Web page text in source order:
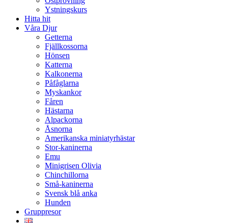
Ystningskurs
Hitta hit
Våra Djur
Getterna
Fjällkossorna
Hönsen
Katterna
Kalkonerna
Påfåglarna
Myskankor
Fåren
Hästarna
Alpackorna
Åsnorna
Amerikanska miniatyrhästar
Stor-kaninerna
Emu
Minigrisen Olivia
Chinchillorna
Små-kaninerna
Svensk blå anka
Hunden
Gruppresor